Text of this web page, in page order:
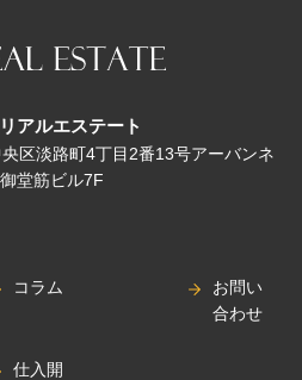
アルエステート
区淡路町4丁目2番13号アーバンネ
堂筋ビル7F
コラム
仕入開
お問い
合わせ